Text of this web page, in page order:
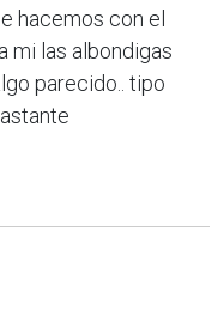
hacemos con el
mi las albondigas
parecido.. tipo